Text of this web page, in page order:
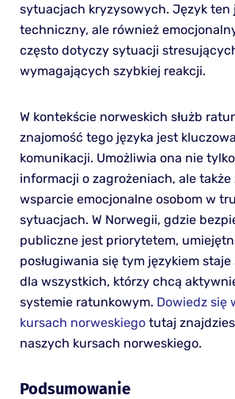
sytuacjach kryzysowych. Język ten
techniczny, ale również
często dotyczy sytuacji
wymagających szybkiej reakcji.
W kontekście norweskich służb
znajomość tego języka jest
komunikacji. Umożliwia ona nie
informacji o zagrożeniach, ale także
wsparcie emocjonalne osobom w
sytuacjach. W Norwegii, gdzie
publiczne jest priorytetem,
posługiwania się tym językiem
dla wszystkich, którzy chcą
systemie ratunkowym. Dowiedz się
kursach norweskiegotutaj
naszych kursach norweskiego.
Podsumowanie